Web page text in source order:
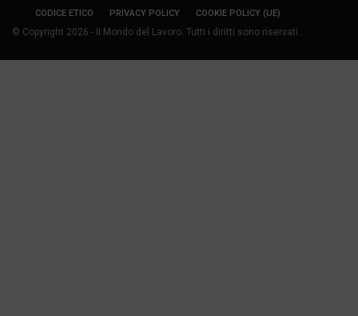
CODICE ETICO PRIVACY POLICY COOKIE POLICY (UE)
© Copyright 2026 - Il Mondo del Lavoro. Tutti i diritti sono riservati.